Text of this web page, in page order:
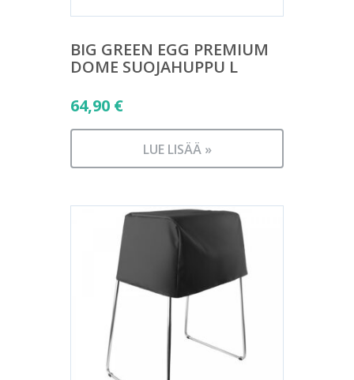
BIG GREEN EGG PREMIUM
DOME SUOJAHUPPU L
64,90 €
LUE LISÄÄ »